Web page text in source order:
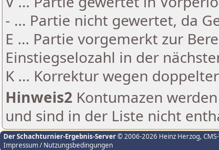
- ... Partie nicht gewertet, da
E ... Partie vorgemerkt zur
Einstiegselozahl in der
K ... Korrektur wegen
Hinweis2 Kontumazen
und sind in der Liste nicht
Der Schachturnier-Ergebnis-Server© 2006-2026 Heinz Herzog,
Impressum / Nutzungsbedingungen